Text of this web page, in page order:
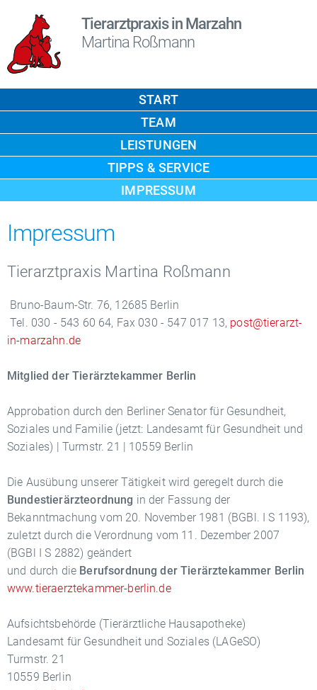
Tierarztpraxis in Marzahn
Martina Roßmann
START
TEAM
LEISTUNGEN
TIPPS & SERVICE
IMPRESSUM
Impressum
Tierarztpraxis Martina Roßmann
Bruno-Baum-Str. 76, 12685 Berlin
Tel. 030 - 543 60 64, Fax 030 - 547 017 13, post@tierarzt-
in-marzahn.de
Mitglied der Tierärztekammer Berlin
Approbation durch den Berliner Senator für Gesundheit,
Soziales und Familie (jetzt: Landesamt für Gesundheit und
Soziales) | Turmstr. 21 | 10559 Berlin
Die Ausübung unserer Tätigkeit wird geregelt durch die
Bundestierärzteordnung in der Fassung der
Bekanntmachung vom 20. November 1981 (BGBl. I S 1193),
zuletzt durch die Verordnung vom 11. Dezember 2007
(BGBl I S 2882) geändert
und durch die Berufsordnung der Tierärztekammer Berlin
www.tieraerztekammer-berlin.de
Aufsichtsbehörde (Tierärztliche Hausapotheke)
Landesamt für Gesundheit und Soziales (LAGeSO)
Turmstr. 21
10559 Berlin